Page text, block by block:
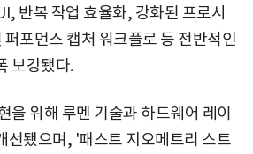
반복 작업 효율화, 강화된 프로시
포먼스 캡처 워크플로 등 전반적인
보강됐다.
을 위해 루멘 기술과 하드웨어 레이
선됐으며, '패스트 지오메트리 스트